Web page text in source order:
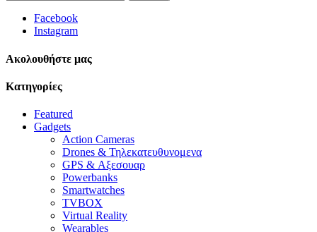
Facebook
Instagram
Aκολουθήστε μας
Κατηγορίες
Featured
Gadgets
Action Cameras
Drones & Τηλεκατευθυνομενα
GPS & Αξεσουαρ
Powerbanks
Smartwatches
TVBOX
Virtual Reality
Wearables